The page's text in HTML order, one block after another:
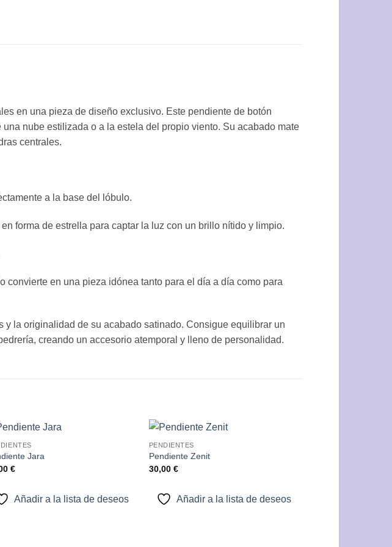
en una pieza de diseño exclusivo. Este pendiente de botón
nube estilizada o a la estela del propio viento. Su acabado mate
centrales.
a la base del lóbulo.
forma de estrella para captar la luz con un brillo nítido y limpio.
en una pieza idónea tanto para el día a día como para
y la originalidad de su acabado satinado. Consigue equilibrar un
creando un accesorio atemporal y lleno de personalidad.
Jara
€
Añadir a la lista de deseos
PENDIENTES
Pendiente Zenit
30,00 €
Añadir a la lista de deseos